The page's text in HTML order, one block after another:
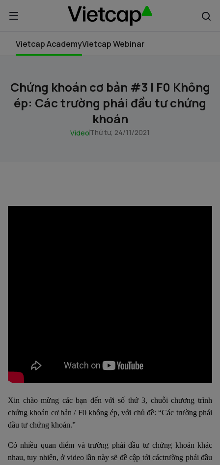
Vietcap AcademyVietcap Webinar
Chứng khoán cơ bản #3 I F0 Không
ép: Các trường phái đầu tư chứng
khoán
VideoThứ tư, 24/11/2021
Xin chào mừng các bạn đến với số thứ 3, chuỗi chương trình
chứng khoán cơ bản / F0 không ép, với chủ đề: “Các trường phái
đầu tư chứng khoán.”
Có nhiều quan điểm và trường phái đầu tư chứng khoán khác
nhau, tuy nhiên, ở video lần này sẽ đề cập tới cáctrường phái đầu